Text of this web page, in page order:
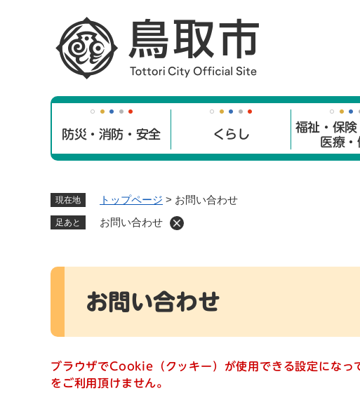
防災・消防・安全 くらし
福祉・保険
医療・
現在地 トップページ > お問い合わせ
足あと お問い合わせ
本
お問い合わせ
ブラウザでCookie（クッキー）が使用できる設定にな
をご利用頂けません。